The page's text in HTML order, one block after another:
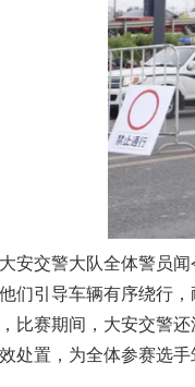
交警大队全体警员闻
们引导车辆有序绕行
赛期间，大安交警还
处置，为全体参赛选手